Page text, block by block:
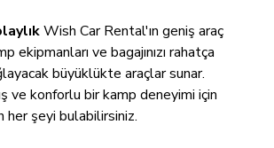
Wish Car Rental'ın geniş araç
ekipmanları ve bagajınızı rahatça
büyüklükte araçlar sunar.
ve konforlu bir kamp deneyimi için
her şeyi bulabilirsiniz.